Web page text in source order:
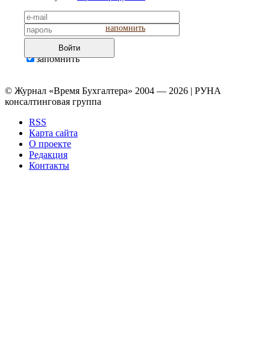
напомнить
Войти
запомнить
© Журнал «Время Бухгалтера» 2004 — 2026 | РУНА
консалтинговая группа
RSS
Карта сайта
О проекте
Редакция
Контакты